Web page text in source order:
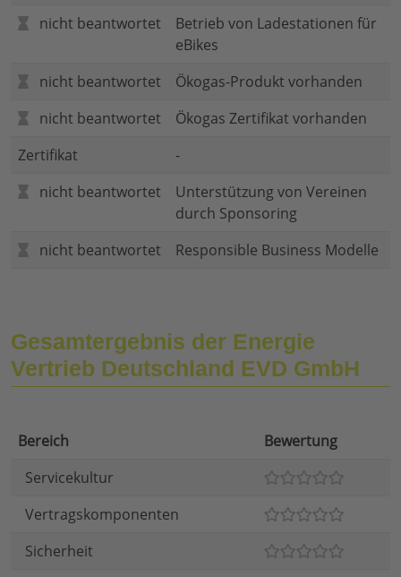
nicht beantwortet
Betrieb von Ladestationen für
eBikes
nicht beantwortet
Ökogas-Produkt vorhanden
nicht beantwortet
Ökogas Zertifikat vorhanden
Zertifikat
-
nicht beantwortet
Unterstützung von Vereinen
durch Sponsoring
nicht beantwortet
Responsible Business Modelle
Gesamtergebnis der Energie
Vertrieb Deutschland EVD GmbH
Bereich
Bewertung
Servicekultur
Vertragskomponenten
Sicherheit